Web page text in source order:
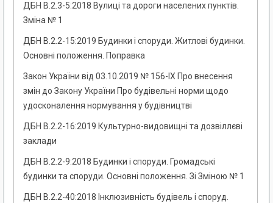
ДБН В.2.3-5:2018 Вулиці та дороги населених пунктів.
Зміна № 1
ДБН В.2.2-15:2019 Будинки і споруди. Житлові будинки.
Основні положення. Поправка
Закон України від 03.10.2019 № 156-IX Про внесення
змін до Закону України Про будівельні норми щодо
удосконалення нормування у будівництві
ДБН В.2.2-16:2019 Культурно-видовищні та дозвіллєві
заклади
ДБН В.2.2-9:2018 Будинки і споруди. Громадські
будинки та споруди. Основні положення. Зі Зміною № 1
ДБН В.2.2-40:2018 Інклюзивність будівель і споруд.